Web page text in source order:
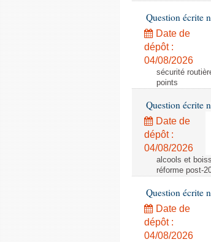
Question écrite
Date de
dépôt :
04/08/2026
sécurité
points
Question écrite
Date de
dépôt :
04/08/2026
alcools et
réforme post-
Question écrite
Date de
dépôt :
04/08/2026